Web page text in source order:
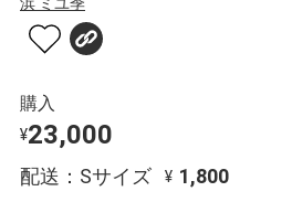
購入
¥23,000
配送：Sサイズ ¥ 1,800